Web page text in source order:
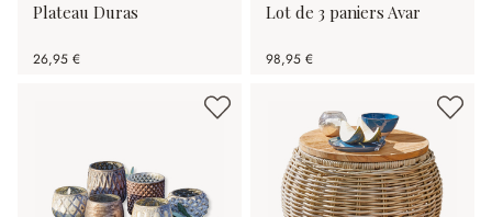
Plateau Duras
26,95 €
Lot de 3 paniers Avar
98,95 €